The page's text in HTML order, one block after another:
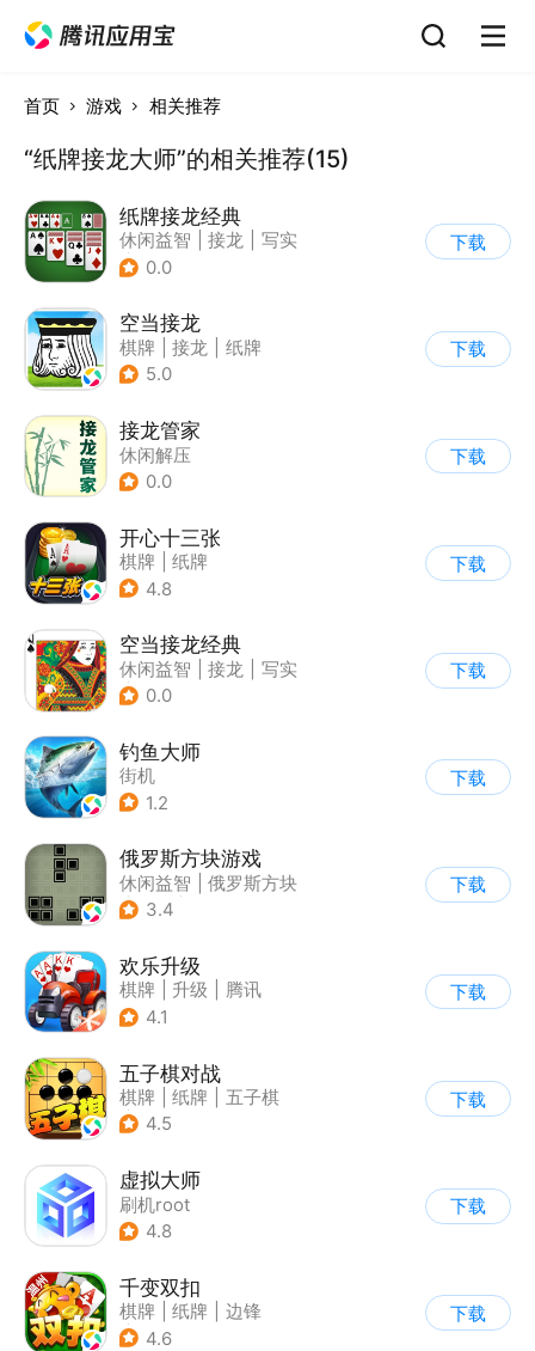
首页 游戏 相关推荐
“纸牌接龙大师”的相关推荐(15)
纸牌接龙经典
休闲益智 接龙
写实
| 棋牌
0.0
下载
空当接龙
棋牌 接龙
纸牌
5.0
下载
接龙管家
休闲解压
0.0
下载
开心十三张
棋牌
纸牌
4.8
下载
空当接龙经典
休闲益智 接龙
写实
| 棋牌
0.0
下载
钓鱼大师
街机
1.2
下载
俄罗斯方块游戏
休闲益智
俄罗斯方块
| 童年
3.4
下载
欢乐升级
棋牌 升级
腾讯
4.1
下载
五子棋对战
棋牌 纸牌
五子棋
| 卡通
4.5
下载
虚拟大师
刷机root
4.8
下载
千变双扣
棋牌 纸牌
边锋
| 休闲益智
4.6
下载